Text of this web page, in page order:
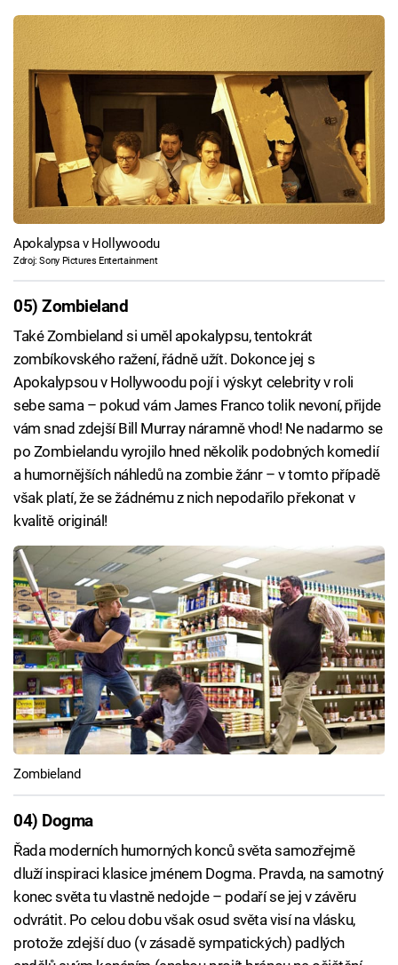
Apokalypsa v Hollywoodu
Zdroj: Sony Pictures Entertainment
05) Zombieland
Také Zombieland si uměl apokalypsu, tentokrát
zombíkovského ražení, řádně užít. Dokonce jej s
Apokalypsou v Hollywoodu pojí i výskyt celebrity v roli
sebe sama – pokud vám James Franco tolik nevoní, přijde
vám snad zdejší Bill Murray náramně vhod! Ne nadarmo se
po Zombielandu vyrojilo hned několik podobných komedií
a humornějších náhledů na zombie žánr – v tomto případě
však platí, že se žádnému z nich nepodařilo překonat v
kvalitě originál!
Zombieland
04) Dogma
Řada moderních humorných konců světa samozřejmě
dluží inspiraci klasice jménem Dogma. Pravda, na samotný
konec světa tu vlastně nedojde – podaří se jej v závěru
odvrátit. Po celou dobu však osud světa visí na vlásku,
protože zdejší duo (v zásadě sympatických) padlých